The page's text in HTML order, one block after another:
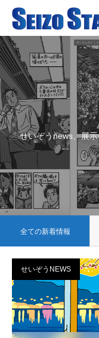
せいぞうnews、展
全ての新着情報
せいぞうNEWS